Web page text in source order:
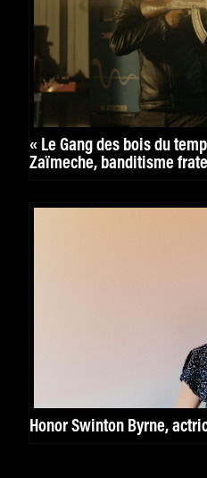
« Le Gang des bois du
Zaïmeche, banditisme
Honor Swinton Byrne,